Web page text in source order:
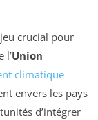
crucial pour
l’Union
climatique
envers les pays
d’intégrer